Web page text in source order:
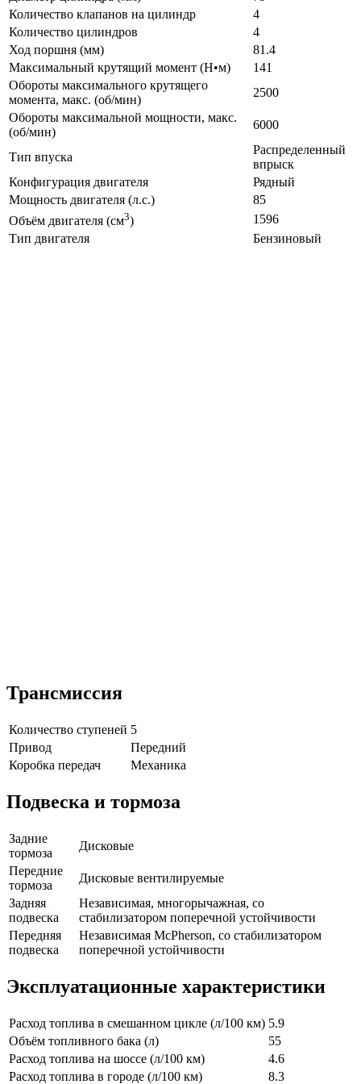
Количество клапанов на цилиндр
4
Количество цилиндров
4
Ход поршня (мм)
81.4
Максимальный крутящий момент (Н•м)
141
Обороты максимального крутящего
момента, макс. (об/мин)
2500
Обороты максимальной мощности, макс.
(об/мин)
6000
Тип впуска
Распределенный
впрыск
Конфигурация двигателя
Рядный
Мощность двигателя (л.с.)
85
Объём двигателя (см3)
1596
Тип двигателя
Бензиновый
Трансмиссия
Количество ступеней 5
Привод
Передний
Коробка передач
Механика
Подвеска и тормоза
Задние
тормоза
Дисковые
Передние
тормоза
Дисковые вентилируемые
Задняя
подвеска
Независимая, многорычажная, со
стабилизатором поперечной устойчивости
Передняя
подвеска
Независимая McPherson, со стабилизатором
поперечной устойчивости
Эксплуатационные характеристики
Расход топлива в смешанном цикле (л/100 км) 5.9
Объём топливного бака (л)
55
Расход топлива на шоссе (л/100 км)
4.6
Расход топлива в городе (л/100 км)
8.3